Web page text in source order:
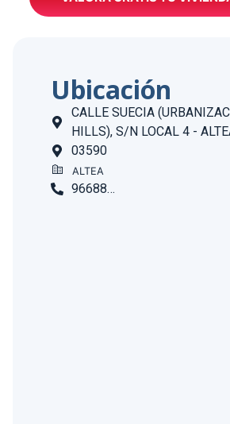
Ubicación
CALLE SUECIA
HILLS), S/N LOCAL 4 -
03590
ALTEA
966888996